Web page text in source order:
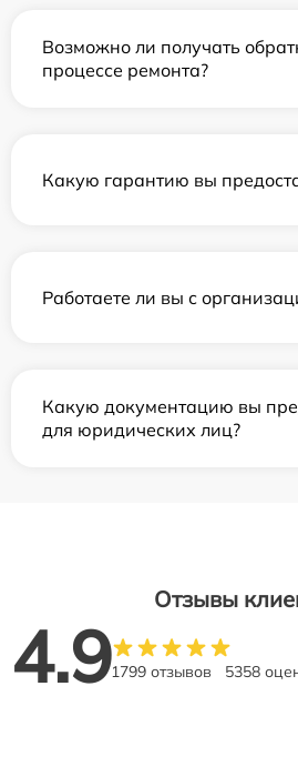
Возможно ли получать
процессе ремонта?
Какую гарантию вы
Работаете ли вы с
Какую документацию вы
для юридических лиц?
Отзывы
4.91799 отзывов 5358